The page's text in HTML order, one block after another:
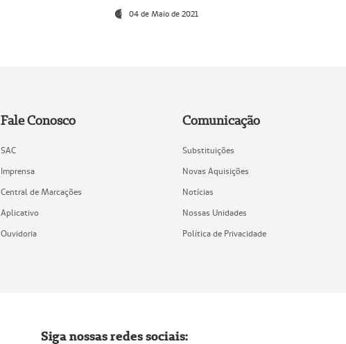
04 de Maio de 2021
Fale Conosco
SAC
Imprensa
Central de Marcações
Aplicativo
Ouvidoria
Comunicação
Substituições
Novas Aquisições
Notícias
Nossas Unidades
Política de Privacidade
Siga nossas redes sociais: